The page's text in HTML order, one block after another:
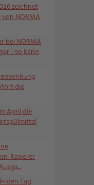
zeichnet
von NORMA
bei NORMA
- so kann
die
April die
Rasierer
den Tag